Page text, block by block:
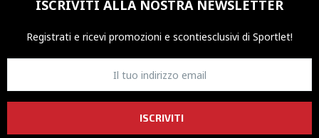
ISCRIVITI ALLA NOSTRA NEWSLETTER
Registrati e ricevi promozioni e scontiesclusivi di Sportlet!
ISCRIVITI